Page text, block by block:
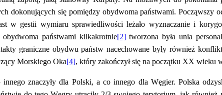
dokonujących się pomiędzy obydwoma państwami.
w gestii wymiaru sprawiedliwości leżało wyznaczanie i
państwami kilkakrotnie[2]tworzona była unia
graniczne obydwu państw nacechowane były również
Morskiego Oka[4], który zakończył się na początku XX wieku
znaczyły dla Polski, a co innego dla Węgier. Polska